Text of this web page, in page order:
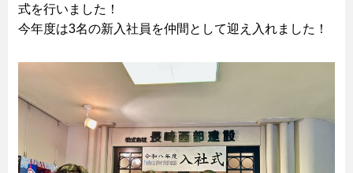
式を行いました！
今年度は3名の新入社員を仲間として迎え入れました！